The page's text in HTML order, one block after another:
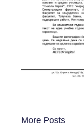
More Posts